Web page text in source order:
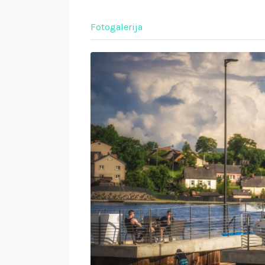
Fotogalerija